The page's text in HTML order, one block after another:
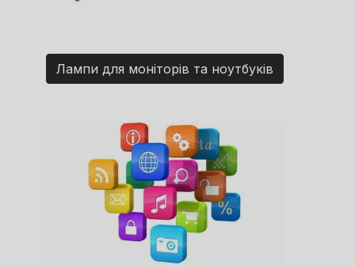
Лампи для моніторів та ноутбуків